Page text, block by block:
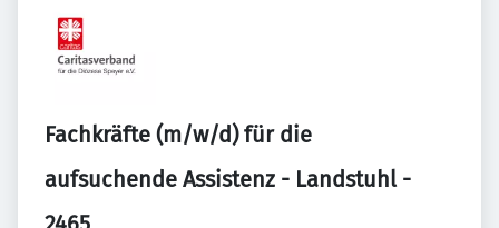
Fachkräfte (m/w/d) für die
aufsuchende Assistenz - Landstuhl -